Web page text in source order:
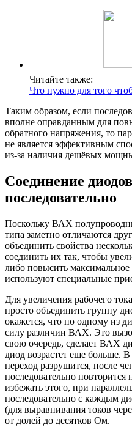
Читайте также:
Что нужно для того
Таким образом, если
вполне оправданным для
обратного напряжения, то
не является эффективным
из-за наличия дешёвых
Соединение
последовательно
Поскольку ВАХ
типа заметно отличаются
объединить свойства
соединить их так, чтобы
либо повысить
используют специальные
Для увеличения рабочего
просто объединить группу
окажется, что по одному из
силу различии ВАХ. Это
свою очередь, сделает ВАХ
диод возрастет еще больше.
переход разрушится, после
последовательно
избежать этого, при
последовательно c каждым
(для выравнивания токов
от долей до десятков Ом.